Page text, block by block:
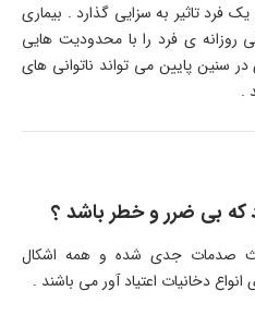
فرد تاثیر به سزایی گذارد . بیماری
روزانه ی فرد را با محدودیت هایی
سنین پایین می تواند ناتوانی های
.
که بی ضرر و خطر باشد ؟
صدمات جدی شده و همه اشکال
دخانیات اعتیاد آور می باشند .